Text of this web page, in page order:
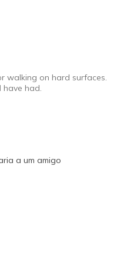
size
Wearing
walking on hard surfaces.
had.
a um amigo